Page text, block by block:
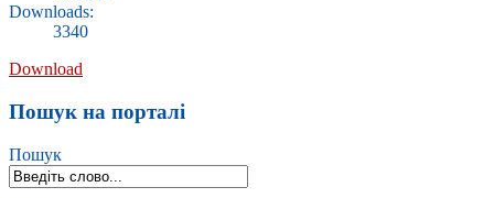
Downloads:
3340
Download
Пошук на порталі
Пошук